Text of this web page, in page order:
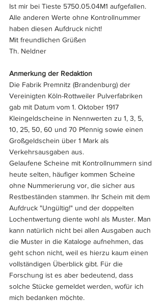
Ist mir bei Tieste 5750.05.04M1 aufgefallen.
Alle anderen Werte ohne Kontrollnummer
haben diesen Aufdruck nicht!
Mit freundlichen Grüßen
Th. Neldner
Anmerkung der Redaktion
Die Fabrik Premnitz (Brandenburg) der
Vereinigten Köln-Rottweiler Pulverfabriken
gab mit Datum vom 1. Oktober 1917
Kleingeldscheine in Nennwerten zu 1, 3, 5,
10, 25, 50, 60 und 70 Pfennig sowie einen
Großgeldschein über 1 Mark als
Verkehrsausgaben aus.
Gelaufene Scheine mit Kontrollnummern sind
heute selten, häufiger kommen Scheine
ohne Nummerierung vor, die sicher aus
Restbeständen stammen. Ihr Schein mit dem
Aufdruck "Ungültig!" und der doppelten
Lochentwertung diente wohl als Muster. Man
kann natürlich nicht bei allen Ausgaben auch
die Muster in die Kataloge aufnehmen, das
geht schon nicht, weil es hierzu kaum einen
vollständigen Überblick gibt. Für die
Forschung ist es aber bedeutend, dass
solche Stücke gemeldet werden, wofür ich
mich bedanken möchte.